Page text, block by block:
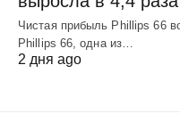
Чистая прибыль Phillips 66
Phillips 66, одна из…
2 дня ago